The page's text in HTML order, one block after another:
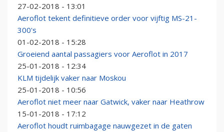
27-02-2018 - 13:01
Aeroflot tekent definitieve order voor vijftig MS-21-
300's
01-02-2018 - 15:28
Groeiend aantal passagiers voor Aeroflot in 2017
25-01-2018 - 12:34
KLM tijdelijk vaker naar Moskou
25-01-2018 - 10:56
Aeroflot niet meer naar Gatwick, vaker naar Heathrow
15-01-2018 - 17:12
Aeroflot houdt ruimbagage nauwgezet in de gaten